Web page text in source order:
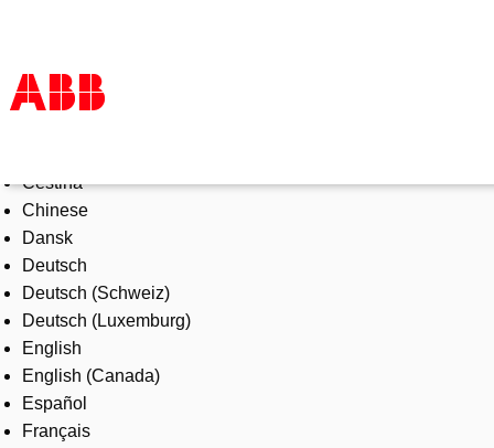
Products & Solutions
Industries
Services
About us
Where to buy
Contact us
Careers
Čeština
Chinese
Dansk
Deutsch
Deutsch (Schweiz)
Deutsch (Luxemburg)
English
English (Canada)
Español
Français